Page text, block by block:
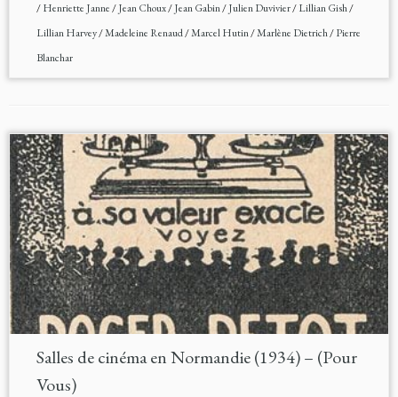
/Henriette Janne/Jean Choux/Jean Gabin/Julien Duvivier/Lillian Gish/
Lillian Harvey/Madeleine Renaud/Marcel Hutin/Marlène Dietrich/Pierre
Blanchar
Salles de cinéma en Normandie (1934) – (Pour
Vous)